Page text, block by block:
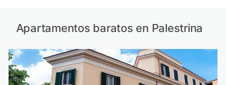
Apartamentos baratos en Palestrina